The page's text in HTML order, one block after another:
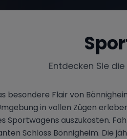
Entdecken Sie
besondere Flair von
in vollen Zügen
Sportwagens auszukosten.
Schloss Bönnigheim. Die